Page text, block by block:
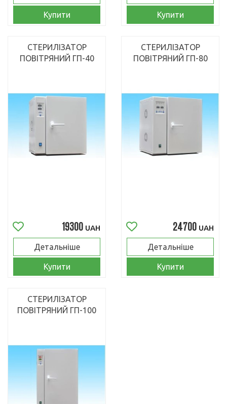
Купити Купити
СТЕРИЛІЗАТОР
ПОВІТРЯНИЙ ГП-40
19300 UAH
Детальніше
Купити
СТЕРИЛІЗАТОР
ПОВІТРЯНИЙ ГП-80
24700 UAH
Детальніше
Купити
СТЕРИЛІЗАТОР
ПОВІТРЯНИЙ ГП-100